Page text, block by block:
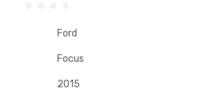
Ford
Focus
2015